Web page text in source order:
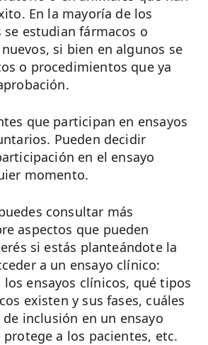
En la mayoría de los
se estudian fármacos o
si bien en algunos se
o procedimientos que ya
que participan en ensayos
Pueden decidir
en el ensayo
momento.
consultar más
aspectos que pueden
si estás planteándote la
a un ensayo clínico:
ensayos clínicos, qué tipos
existen y sus fases, cuáles
inclusión en un ensayo
a los pacientes, etc.